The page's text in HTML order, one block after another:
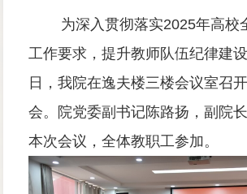
为深入贯彻落实2025年高校
工作要求，提升教师队伍纪律建设
日，我院在逸夫楼三楼会议室召
会。院党委副书记陈路扬，副院
本次会议，全体教职工参加。